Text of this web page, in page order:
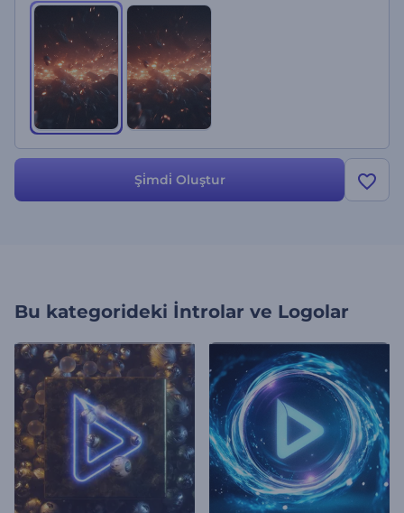
Şi̇mdi̇ Oluştur
Bu kategorideki İntrolar ve Logolar